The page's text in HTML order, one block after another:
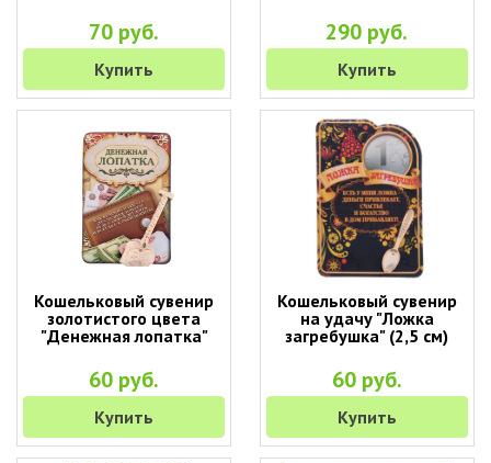
70 руб.
Купить
290 руб.
Купить
Кошельковый сувенир
золотистого цвета
"Денежная лопатка"
60 руб.
Купить
Кошельковый сувенир
на удачу "Ложка
загребушка" (2,5 см)
60 руб.
Купить